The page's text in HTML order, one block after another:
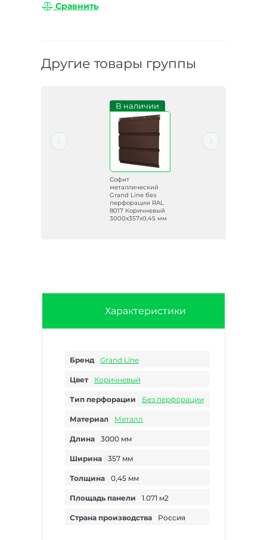
Сравнить
Другие товары группы
В наличии
Софит
металлический
Grand Line без
перфорации RAL
8017 Коричневый
3000х357х0,45 мм
Характеристики
Бренд Grand Line
Цвет Коричневый
Тип перфорации Без перфорации
Материал Металл
Длина 3000 мм
Ширина 357 мм
Толщина 0,45 мм
Площадь панели 1.071 м2
Страна производства Россия